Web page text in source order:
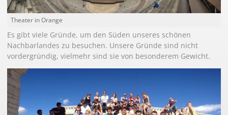
Theater in Orange
Es gibt viele Gründe, um den Süden unseres schönen
Nachbarlandes zu besuchen. Unsere Gründe sind nicht
vordergründig, vielmehr sind sie von besonderem Gewicht.